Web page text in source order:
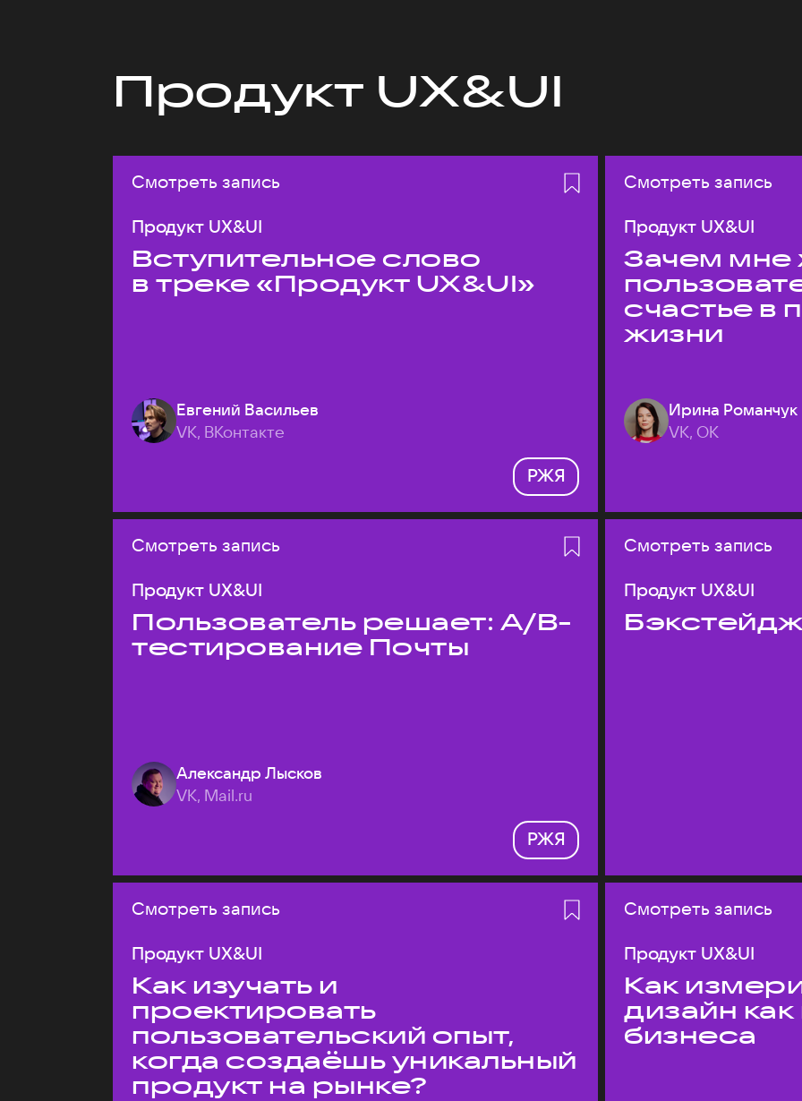
Продукт UX&UI
Смотреть запись
Продукт UX&UI
Вступительное слово
в треке «Продукт UX&UI»
Евгений Васильев
VK, ВКонтакте
РЖЯ
Смотреть запись
Продукт UX&UI
Зачем мне
счастье в
жизни
Ирина Романчук
VK, ОК
Смотреть запись
Продукт UX&UI
Пользователь решает: A/B-
тестирование Почты
Александр Лысков
VK, Mail.ru
РЖЯ
Смотреть запись
Продукт UX&UI
Бэкстейдж
Смотреть запись
Продукт UX&UI
Как изучать и
проектировать
пользовательский опыт,
когда создаёшь уникальный
продукт на рынке?
Смотреть запись
Продукт UX&UI
Как
дизайн
бизнеса